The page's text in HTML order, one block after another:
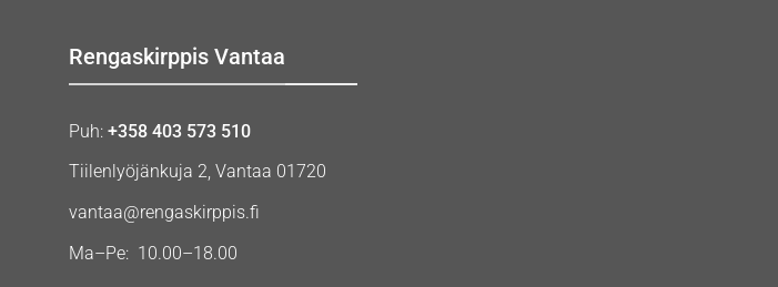
Rengaskirppis Vantaa
Puh: +358 403 573 510
Tiilenlyöjänkuja 2, Vantaa 01720
vantaa@rengaskirppis.fi
Ma–Pe: 10.00–18.00